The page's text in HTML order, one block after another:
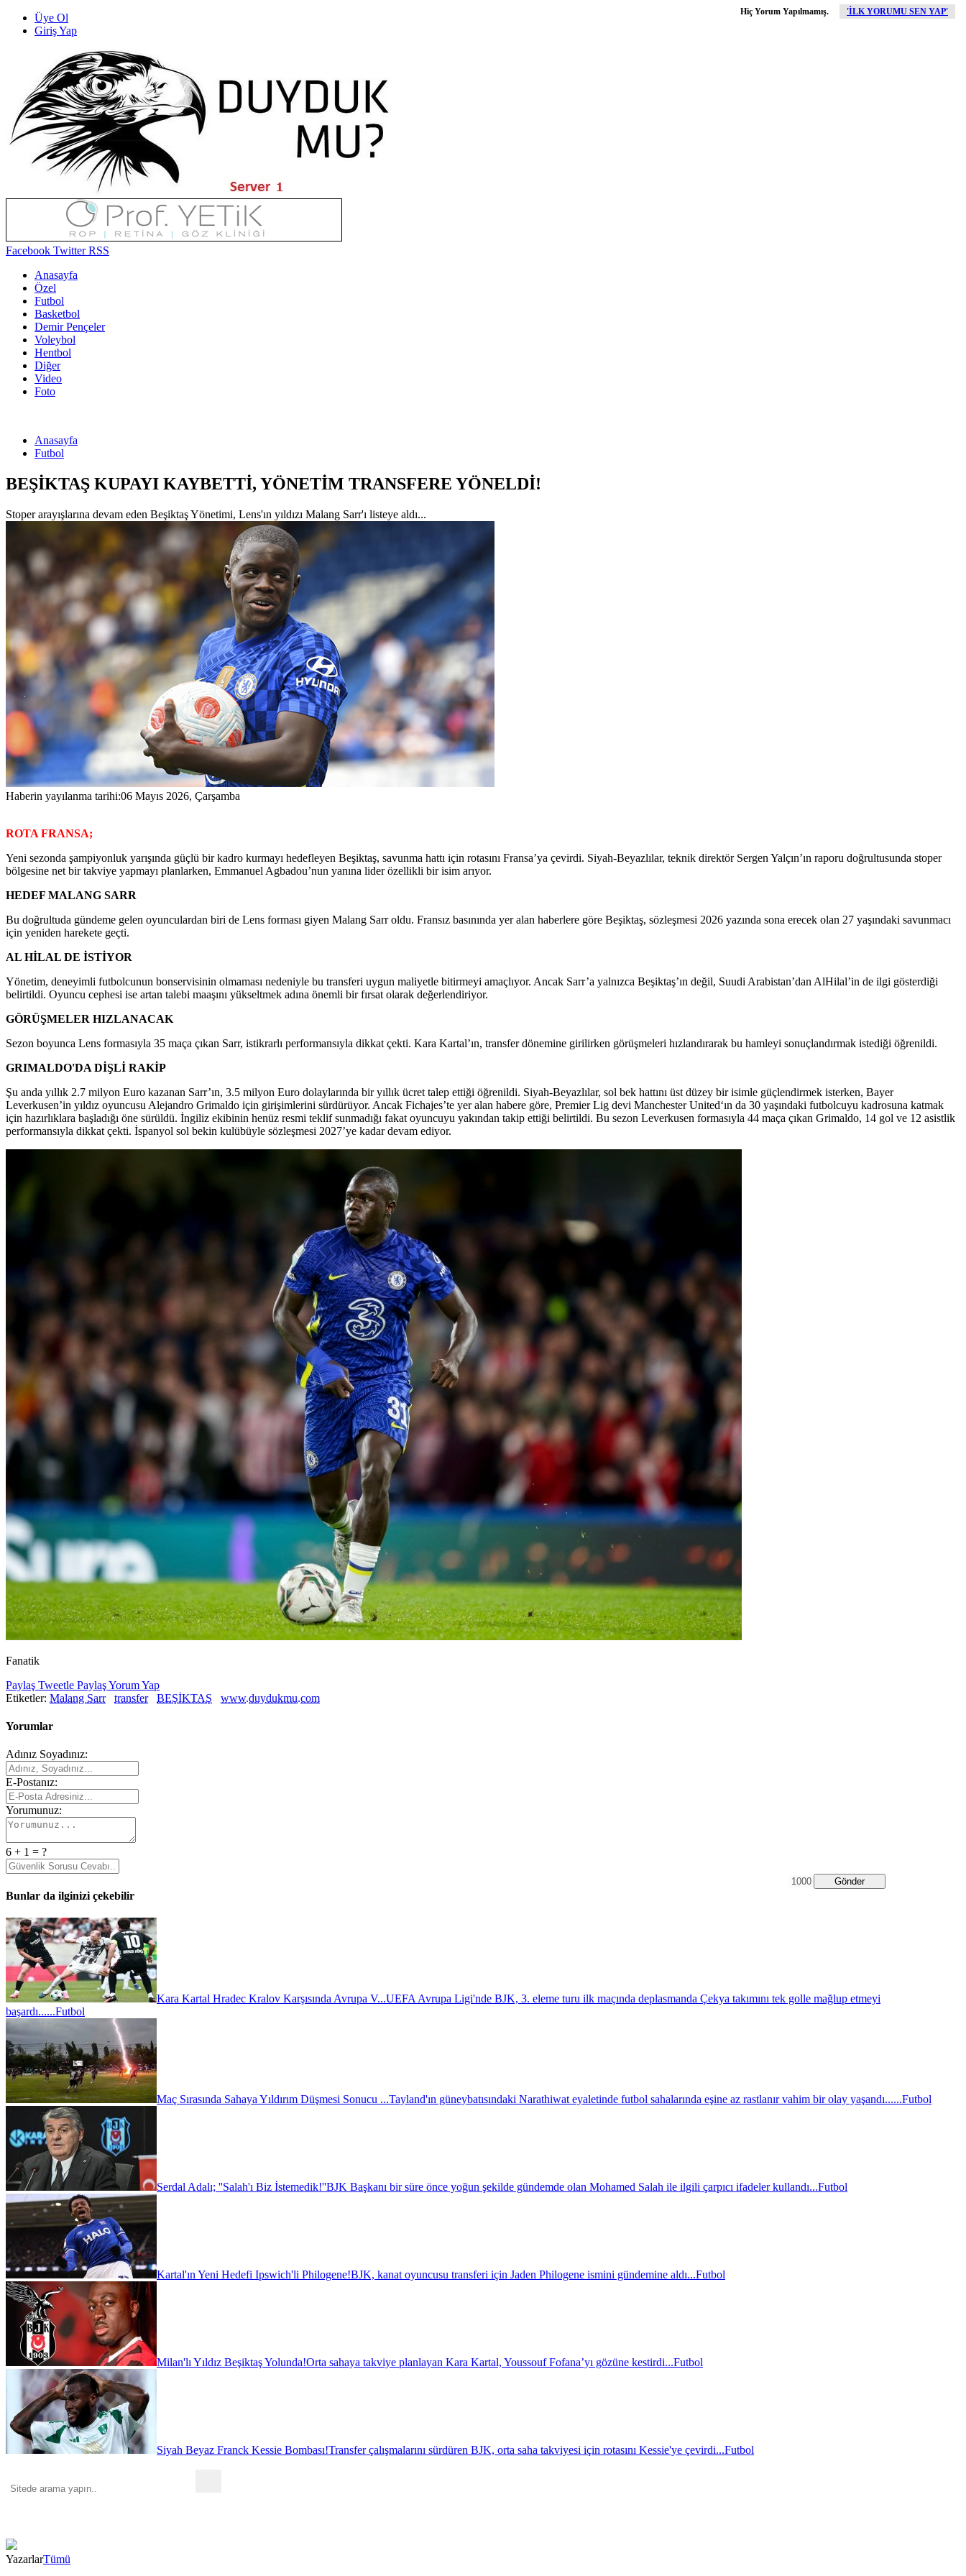
Üye Ol
Giriş Yap
Facebook TwitterRSS
Anasayfa
Özel
Futbol
Basketbol
Demir Pençeler
Voleybol
Hentbol
Diğer
Video
Foto
Anasayfa
Futbol
BEŞİKTAŞ KUPAYI KAYBETTİ, YÖNETİM TRANSFERE YÖNELDİ!
Stoper arayışlarına devam eden Beşiktaş Yönetimi, Lens'ın yıldızı Malang Sarr'ı listeye aldı...
Haberin yayılanma tarihi:06 Mayıs 2026, Çarşamba
ROTA FRANSA;
Yeni sezonda şampiyonluk yarışında güçlü bir kadro kurmayı hedefleyen Beşiktaş, savunma hattı için rotasını Fransa’ya çevirdi. Siyah-Beyazlılar, teknik direktör Sergen Yalçın’ın raporu doğrultusunda stoper
bölgesine net bir takviye yapmayı planlarken, Emmanuel Agbadou’nun yanına lider özellikli bir isim arıyor.
HEDEF MALANG SARR
Bu doğrultuda gündeme gelen oyunculardan biri de Lens forması giyen Malang Sarr oldu. Fransız basınında yer alan haberlere göre Beşiktaş, sözleşmesi 2026 yazında sona erecek olan 27 yaşındaki savunmacı
için yeniden harekete geçti.
AL HİLAL DE İSTİYOR
Yönetim, deneyimli futbolcunun bonservisinin olmaması nedeniyle bu transferi uygun maliyetle bitirmeyi amaçlıyor. Ancak Sarr’a yalnızca Beşiktaş’ın değil, Suudi Arabistan’dan AlHilal’in de ilgi gösterdiği
belirtildi. Oyuncu cephesi ise artan talebi maaşını yükseltmek adına önemli bir fırsat olarak değerlendiriyor.
GÖRÜŞMELER HIZLANACAK
Sezon boyunca Lens formasıyla 35 maça çıkan Sarr, istikrarlı performansıyla dikkat çekti. Kara Kartal’ın, transfer dönemine girilirken görüşmeleri hızlandırarak bu hamleyi sonuçlandırmak istediği öğrenildi.
GRIMALDO'DA DİŞLİ RAKİP
Şu anda yıllık 2.7 milyon Euro kazanan Sarr’ın, 3.5 milyon Euro dolaylarında bir yıllık ücret talep ettiği öğrenildi. Siyah-Beyazlılar, sol bek hattını üst düzey bir isimle güçlendirmek isterken, Bayer
Leverkusen’in yıldız oyuncusu Alejandro Grimaldo için girişimlerini sürdürüyor. Ancak Fichajes’te yer alan habere göre, Premier Lig devi Manchester United‘ın da 30 yaşındaki futbolcuyu kadrosuna katmak
için hazırlıklara başladığı öne sürüldü. İngiliz ekibinin henüz resmi teklif sunmadığı fakat oyuncuyu yakından takip ettiği belirtildi. Bu sezon Leverkusen formasıyla 44 maça çıkan Grimaldo, 14 gol ve 12 asistlik
performansıyla dikkat çekti. İspanyol sol bekin kulübüyle sözleşmesi 2027’ye kadar devam ediyor.
Fanatik
Paylaş Tweetle PaylaşYorum Yap
Etiketler: Malang Sarr transfer BEŞİKTAŞ www.duydukmu.com
Yorumlar
Hiç Yorum Yapılmamış. 'İLK YORUMU SEN YAP'
Adınız Soyadınız:
E-Postanız:
Yorumunuz:
6 + 1 = ?
Gönder
Bunlar da ilginizi çekebilir
Kara Kartal Hradec Kralov Karşısında Avrupa V...UEFA Avrupa Ligi'nde BJK, 3. eleme turu ilk maçında deplasmanda Çekya takımını tek golle mağlup etmeyi
başardı......Futbol
Maç Sırasında Sahaya Yıldırım Düşmesi Sonucu ...Tayland'ın güneybatısındaki Narathiwat eyaletinde futbol sahalarında eşine az rastlanır vahim bir olay yaşandı......Futbol
Serdal Adalı; ''Salah'ı Biz İstemedik!''BJK Başkanı bir süre önce yoğun şekilde gündemde olan Mohamed Salah ile ilgili çarpıcı ifadeler kullandı...Futbol
Kartal'ın Yeni Hedefi Ipswich'li Philogene!BJK, kanat oyuncusu transferi için Jaden Philogene ismini gündemine aldı...Futbol
Milan'lı Yıldız Beşiktaş Yolunda!Orta sahaya takviye planlayan Kara Kartal, Youssouf Fofana’yı gözüne kestirdi...Futbol
Siyah Beyaz Franck Kessie Bombası!Transfer çalışmalarını sürdüren BJK, orta saha takviyesi için rotasını Kessie'ye çevirdi...Futbol
YazarlarTümü